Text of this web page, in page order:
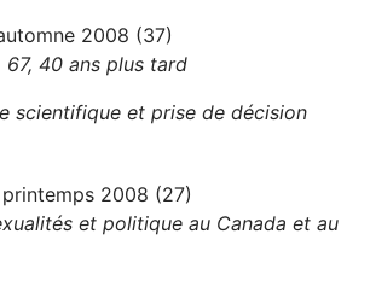
2008 (37)
67, 40 ans plus tard
scientifique et prise de décision
2008 (27)
et politique au Canada et au